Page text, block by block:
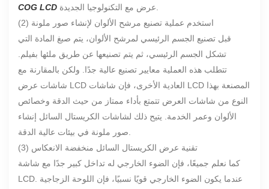
COG LCD
(2) استخدم عملية تصنيع مرشح الألوان لإنشاء صور ملونة
قبل تصنيع الجسم الرئيسي لمرشح الألوان، يتم صبغ المادة التي
تشكل الجسم الرئيسي، ثم يتم تصنيعها عن طريق ملئها بفيلم.
تتطلب هذه العملية معايير تصنيع عالية جدًا. ولكن بالمقارنة مع
شاشات عرض LCD العادية الأخرى، فإن شاشات LCD المصنعة بهذا
النوع من شاشات العرض تتمتع بأداء ممتاز من حيث الدقة وخصائص
الألوان وعمر الخدمة. يتيح ذلك لشاشات الكريستال السائل إنشاء
(3) تقنية عرض الكريستال السائل منخفضة الانعكاس
كما نعلم جميعًا، فإن الضوء الخارجي له تداخل كبير جدًا مع شاشة
LCD. عندما يكون الضوء الخارجي قويًا نسبيًا، فإن اللوحة الزجاجية